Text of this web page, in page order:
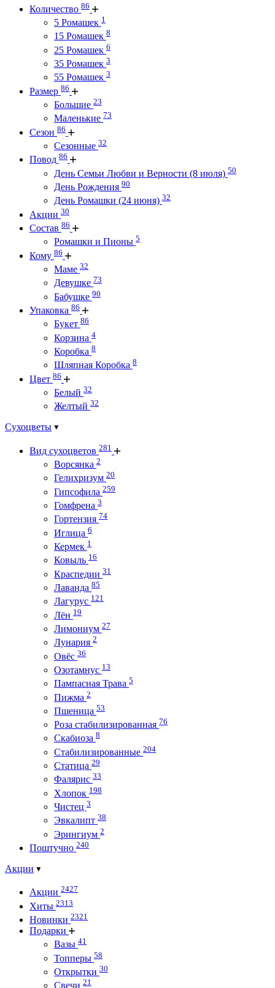
Количество 86
5 Ромашек 1
15 Ромашек 8
25 Ромашек 6
35 Ромашек 3
55 Ромашек 3
Размер 86
Большие 23
Маленькие 73
Сезон 86
Сезонные 32
Повод 86
День Семьи Любви и Верности (8 июля) 50
День Рождения 90
День Ромашки (24 июня) 32
Акции 30
Состав 86
Ромашки и Пионы 5
Кому 86
Маме 32
Девушке 73
Бабушке 90
Упаковка 86
Букет 86
Корзина 4
Коробка 8
Шляпная Коробка 8
Цвет 86
Белый 32
Желтый 32
Сухоцветы
Вид сухоцветов 281
Ворсянка 2
Гелихризум 20
Гипсофила 259
Гомфрена 3
Гортензия 74
Иглица 6
Кермек 1
Ковыль 16
Краспедии 31
Лаванда 85
Лагурус 121
Лён 19
Лимониум 27
Лунария 2
Овёс 36
Озотамнус 13
Пампасная Трава 5
Пижма 2
Пшеница 53
Роза стабилизированная 76
Скабиоза 8
Стабилизированные 204
Статица 29
Фалярис 33
Хлопок 198
Чистец 3
Эвкалипт 38
Эрингиум 2
Поштучно 240
Акции
Акции 2427
Хиты 2313
Новинки 2321
Подарки
Вазы 41
Топперы 58
Открытки 30
Свечи 21